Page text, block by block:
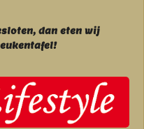
dan eten wij